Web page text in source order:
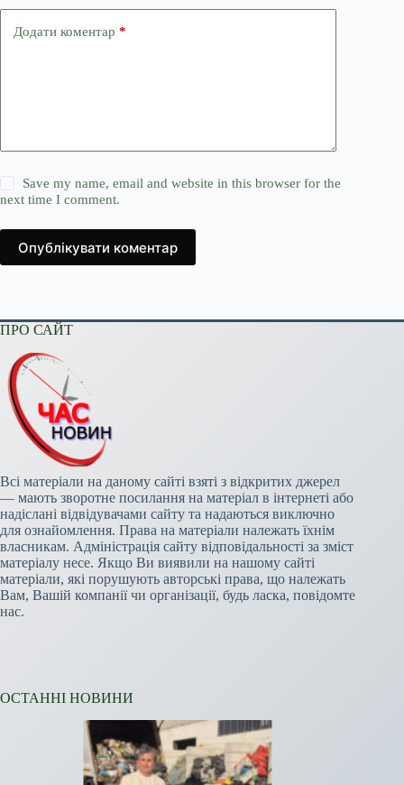
Додати коментар *
Save my name, email and website in this browser for the
next time I comment.
Опублікувати коментар
ПРО САЙТ
Всі матеріали на даному сайті взяті з відкритих джерел
— мають зворотне посилання на матеріал в інтернеті або
надіслані відвідувачами сайту та надаються виключно
для ознайомлення. Права на матеріали належать їхнім
власникам. Адміністрація сайту відповідальності за зміст
матеріалу несе. Якщо Ви виявили на нашому сайті
матеріали, які порушують авторські права, що належать
Вам, Вашій компанії чи організації, будь ласка, повідомте
нас.
ОСТАННІ НОВИНИ